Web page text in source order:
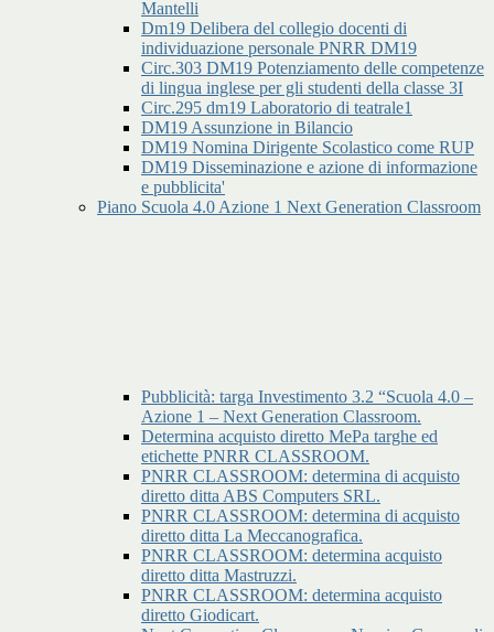
Mantelli
Dm19 Delibera del collegio docenti di
individuazione personale PNRR DM19
Circ.303 DM19 Potenziamento delle competenze
di lingua inglese per gli studenti della classe 3I
Circ.295 dm19 Laboratorio di teatrale1
DM19 Assunzione in Bilancio
DM19 Nomina Dirigente Scolastico come RUP
DM19 Disseminazione e azione di informazione
e pubblicita'
Piano Scuola 4.0 Azione 1 Next Generation Classroom
Pubblicità: targa Investimento 3.2 “Scuola 4.0 –
Azione 1 – Next Generation Classroom.
Determina acquisto diretto MePa targhe ed
etichette PNRR CLASSROOM.
PNRR CLASSROOM: determina di acquisto
diretto ditta ABS Computers SRL.
PNRR CLASSROOM: determina di acquisto
diretto ditta La Meccanografica.
PNRR CLASSROOM: determina acquisto
diretto ditta Mastruzzi.
PNRR CLASSROOM: determina acquisto
diretto Giodicart.